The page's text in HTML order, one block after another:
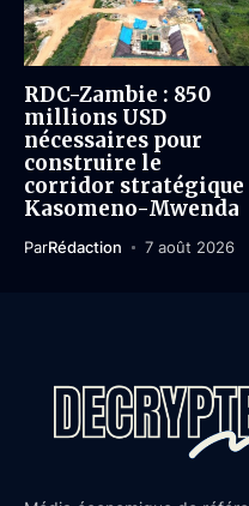
RDC-Zambie : 850
millions USD
nécessaires pour
construire le
corridor stratégique
Kasomeno-Mwenda
ParRédaction 7 août 2026